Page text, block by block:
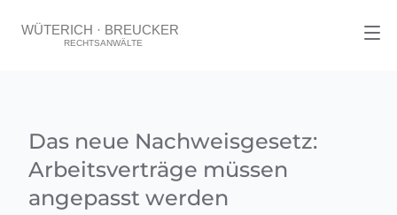
Das neue Nachweisgesetz:
Arbeitsverträge müssen
angepasst werden